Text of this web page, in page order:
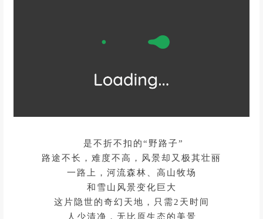
是不折不扣的“野路子”
路途不长，难度不高，风景却又极其壮丽
一路上，河流森林、高山牧场
和雪山风景变化巨大